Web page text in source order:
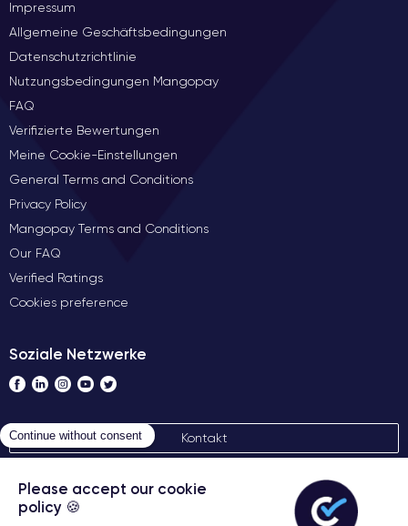
Impressum
Allgemeine Geschäftsbedingungen
Datenschutzrichtlinie
Nutzungsbedingungen Mangopay
FAQ
Verifizierte Bewertungen
Meine Cookie-Einstellungen
General Terms and Conditions
Privacy Policy
Mangopay Terms and Conditions
Our FAQ
Verified Ratings
Cookies preference
Soziale Netzwerke
Kontakt